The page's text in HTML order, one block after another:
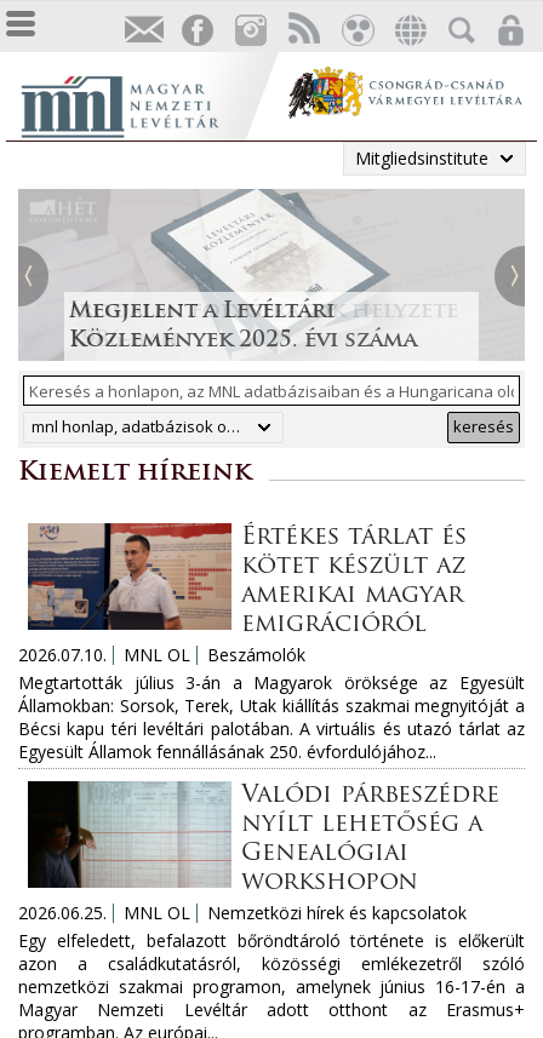
Mitgliedsinstitute
Irodalmi folyóiratok helyzete
1986-ban
Megjelent a Levéltári
Közlemények 2025. évi száma
„Lapidáris emlékek” a levéltári
anyagban
ArchívNet 2026/2.
Tájékoztatás a Pest vármegyei
állami anyakönyvi
másodpéldányok online
közzétételéről
mnl honlap, adatbázisok online, hungaricana keresés
Kiemelt híreink
Értékes tárlat és
kötet készült az
amerikai magyar
emigrációról
2026.07.10. MNL OL
Beszámolók
Megtartották július 3-án a Magyarok öröksége az Egyesült
Államokban: Sorsok, Terek, Utak kiállítás szakmai megnyitóját a
Bécsi kapu téri levéltári palotában. A virtuális és utazó tárlat az
Egyesült Államok fennállásának 250. évfordulójához...
Valódi párbeszédre
nyílt lehetőség a
Genealógiai
workshopon
2026.06.25. MNL OL
Nemzetközi hírek és kapcsolatok
Egy elfeledett, befalazott bőröndtároló története is előkerült
azon a családkutatásról, közösségi emlékezetről szóló
nemzetközi szakmai programon, amelynek június 16-17-én a
Magyar Nemzeti Levéltár adott otthont az Erasmus+
programban. Az európai...